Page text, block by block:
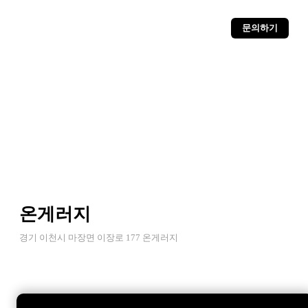
문의하기
온게러지
경기 이천시 마장면 이장로 177 온게러지